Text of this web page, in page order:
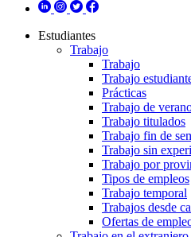
Estudiantes
Trabajo
Trabajo
Trabajo
Prácticas
Trabajo de
Trabajo titulados
Trabajo fin de
Trabajo sin
Trabajo por
Tipos de empleos
Trabajo temporal
Trabajos desde
Ofertas de